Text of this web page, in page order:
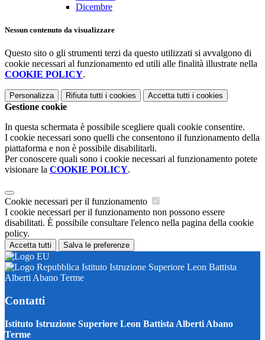
Dicembre
Nessun contenuto da visualizzare
Questo sito o gli strumenti terzi da questo utilizzati si avvalgono di
cookie necessari al funzionamento ed utili alle finalità illustrate nella
COOKIE POLICY.
Personalizza Rifiuta tutti i cookies Accetta tutti i cookies
Gestione cookie
In questa schermata è possibile scegliere quali cookie consentire.
I cookie necessari sono quelli che consentono il funzionamento della
piattaforma e non è possibile disabilitarli.
Per conoscere quali sono i cookie necessari al funzionamento potete
visionare la COOKIE POLICY.
Cookie necessari per il funzionamento
I cookie necessari per il funzionamento non possono essere
disabilitati. È possibile consultare l'elenco nella pagina della cookie
policy.
Accetta tutti Salva le preferenze
Istituto Istruzione Superiore Leon Battista
Alberti Abano Terme
Contatti
Istituto Istruzione Superiore Leon Battista Alberti Abano
Terme